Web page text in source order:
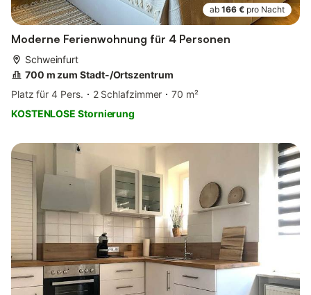
ab 166 € pro Nacht
Moderne Ferienwohnung für 4 Personen
Schweinfurt
700 m zum Stadt-/Ortszentrum
Platz für 4 Pers.
2 Schlafzimmer
70 m²
KOSTENLOSE Stornierung